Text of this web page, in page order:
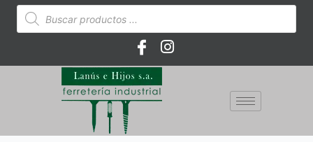
Búsqueda
de
productos